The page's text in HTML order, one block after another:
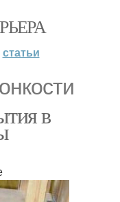
статьи
в